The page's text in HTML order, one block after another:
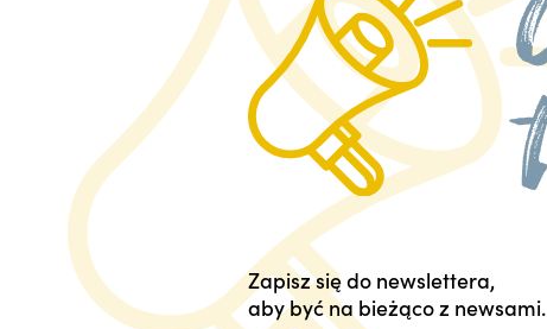
Zapisz się do newslettera,
aby być na bieżąco z newsami.